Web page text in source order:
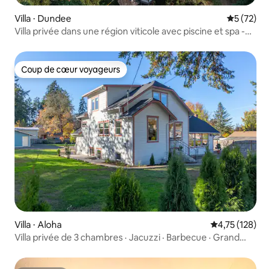
Villa ⋅ Dundee
5 (72)
Villa privée dans une région viticole avec piscine et spa -
Coup de cœur voyageurs
Coup de cœur voyageurs
Villa ⋅ Aloha Évaluation
4,75 (128)
Villa privée de 3 chambres · Jacuzzi · Barbecue · Grand